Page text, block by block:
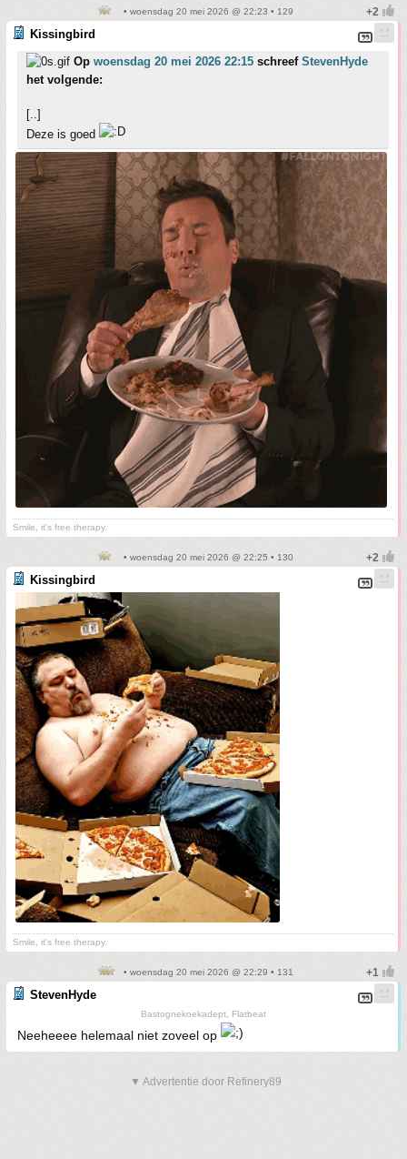
• woensdag 20 mei 2026 @ 22:23 • 129
Kissingbird
Op woensdag 20 mei 2026 22:15 schreef StevenHyde
het volgende:
[..]
Deze is goed
Smile, it's free therapy.
• woensdag 20 mei 2026 @ 22:25 • 130
Kissingbird
Smile, it's free therapy.
• woensdag 20 mei 2026 @ 22:29 • 131
StevenHyde
Bastognekoekadept, Flatbeat
Neeheeee helemaal niet zoveel op
▼ Advertentie door Refinery89